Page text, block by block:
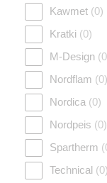
Kawmet (0)
Kratki (0)
M-Design
Nordflam (0)
Nordica (0)
Nordpeis (0)
Spartherm
Technical (0)